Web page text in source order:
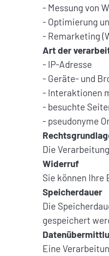
- Messung von
- Optimierung
- Remarketing
Art der
- IP-Adresse
- Geräte- und
- Interaktionen
- besuchte
- pseudonyme
Die
Widerruf
Sie können
Speicherdauer
Die
gespeichert
Eine